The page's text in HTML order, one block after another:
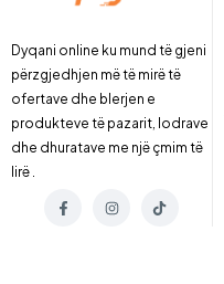
Dyqani online ku mund të gjeni
përzgjedhjen më të mirë të
ofertave dhe blerjen e
produkteve të pazarit, lodrave
dhe dhuratave me një çmim të
lirë .